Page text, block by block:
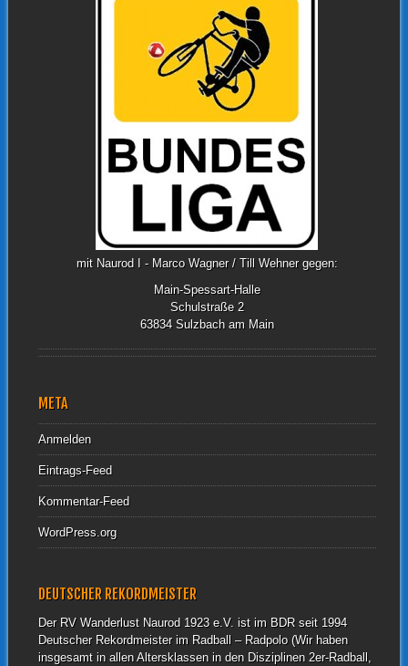
mit Naurod I - Marco Wagner / Till Wehner gegen:
Main-Spessart-Halle
Schulstraße 2
63834 Sulzbach am Main
META
Anmelden
Eintrags-Feed
Kommentar-Feed
WordPress.org
DEUTSCHER REKORDMEISTER
Der RV Wanderlust Naurod 1923 e.V. ist im BDR seit 1994
Deutscher Rekordmeister im Radball – Radpolo (Wir haben
insgesamt in allen Altersklassen in den Disziplinen 2er-Radball,